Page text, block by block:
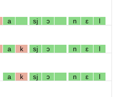
a sj ɔ n ɛ l
a k sj ɔ n ɛ l
a k sj ɔ n ɛ l